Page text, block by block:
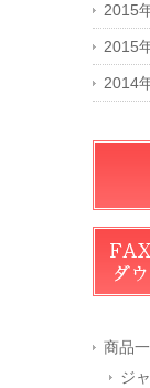
2015
2015
2014
商品
ジ